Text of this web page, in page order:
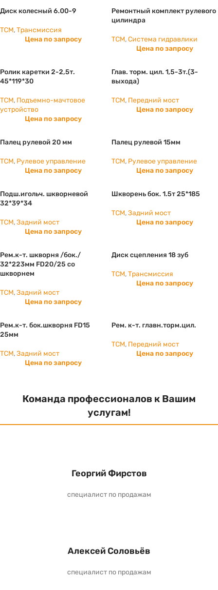
Диск колесный 6.00-9
TCM,Трансмиссия
Цена по запросу
Ремонтный комплект рулевого
цилиндра
TCM,Система гидравлики
Цена по запросу
Ролик каретки 2-2,5т.
45*119*30
TCM, Подъемно-мачтовое
устройство
Цена по запросу
Глав. торм. цил. 1,5-3т.(3-
выхода)
TCM, Передний мост
Цена по запросу
Палец рулевой 20 мм
TCM, Рулевое управление
Цена по запросу
Палец рулевой 15мм
TCM, Рулевое управление
Цена по запросу
Подш.игольч. шкворневой
32*39*34
TCM,Задний мост
Цена по запросу
Шкворень бок. 1.5т 25*185
TCM,Задний мост
Цена по запросу
Рем.к-т. шкворня /бок./
32*223мм FD20/25 со
шкворнем
TCM,Задний мост
Цена по запросу
Диск сцепления 18 зуб
TCM,Трансмиссия
Цена по запросу
Рем.к-т. бок.шкворня FD15
25мм
TCM,Задний мост
Цена по запросу
Рем. к-т. главн.торм.цил.
TCM, Передний мост
Цена по запросу
Команда профессионалов к Вашим
услугам!
Георгий Фирстов
специалист по продажам
Алексей Соловьёв
специалист по продажам